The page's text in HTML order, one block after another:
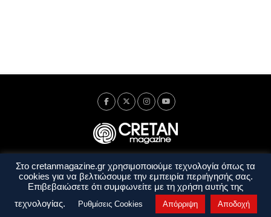
Ταυτότητα Πολιτική Απορρήτου
Όροι Χρήσης
Όροι και Προϋποθέσεις
Στο cretanmagazine.gr χρησιμοποιούμε τεχνολογία όπως τα
cookies για να βελτιώσουμε την εμπειρία περιήγησής σας.
Επιβεβαιώσετε ότι συμφωνείτε με τη χρήση αυτής της
τεχνολογίας.
Ρυθμίσεις Cookies Απόρριψη Αποδοχή